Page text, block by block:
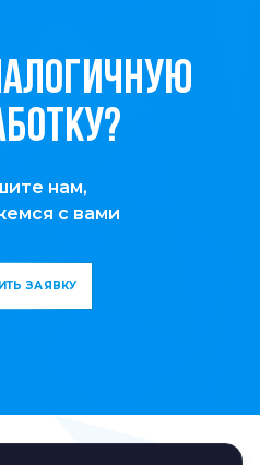
нам,
с вами
ЗАЯВКУ